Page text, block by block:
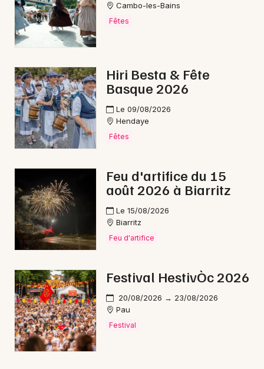
Newsletter des sorties
Artistes en tournée
Actus dans les Pyrénées-Atlantiques
Magazine dans les Pyrénées-Atlantiques
Choisir mes départements
Mon email
Cambo-les-Bains
Fêtes
Hiri Besta & Fête
Basque 2026
Le 09/08/2026
Hendaye
Fêtes
Feu d'artifice du 15
août 2026 à Biarritz
Le 15/08/2026
Biarritz
Feu d'artifice
Festival HestivÒc 2026
20/08/2026 → 23/08/2026
Pau
Festival